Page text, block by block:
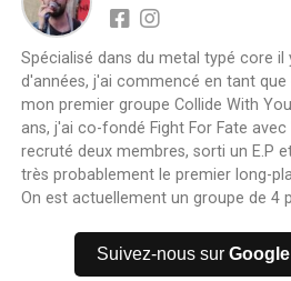
Spécialisé dans du metal typé core il
d'années, j'ai commencé en tant
mon premier groupe Collide With
ans, j'ai co-fondé Fight For Fate avec
recruté deux membres, sorti un E.P
très probablement le premier long-
On est actuellement un groupe de 4
Suivez-nous sur